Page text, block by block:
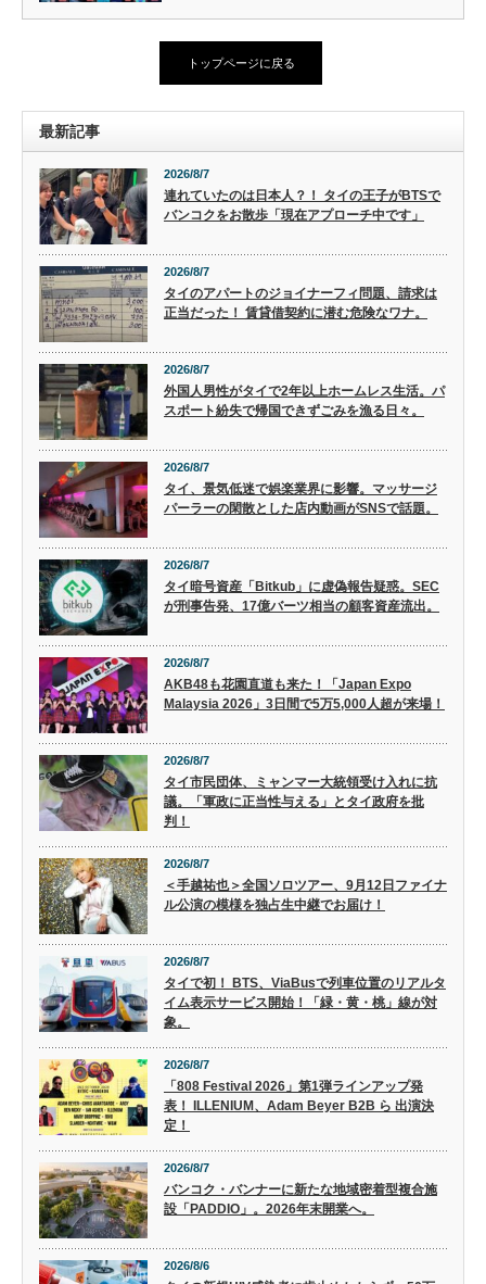
トップページに戻る
最新記事
2026/8/7
連れていたのは日本人？！ タイの王子がBTSで
バンコクをお散歩「現在アプローチ中です」
2026/8/7
タイのアパートのジョイナーフィ問題、請求は
正当だった！ 賃貸借契約に潜む危険なワナ。
2026/8/7
外国人男性がタイで2年以上ホームレス生活。パ
スポート紛失で帰国できずごみを漁る日々。
2026/8/7
タイ、景気低迷で娯楽業界に影響。マッサージ
パーラーの閑散とした店内動画がSNSで話題。
2026/8/7
タイ暗号資産「Bitkub」に虚偽報告疑惑。SEC
が刑事告発、17億バーツ相当の顧客資産流出。
2026/8/7
AKB48も花園直道も来た！「Japan Expo
Malaysia 2026」3日間で5万5,000人超が来場！
2026/8/7
タイ市民団体、ミャンマー大統領受け入れに抗
議。「軍政に正当性与える」とタイ政府を批
判！
2026/8/7
＜手越祐也＞全国ソロツアー、9月12日ファイナ
ル公演の模様を独占生中継でお届け！
2026/8/7
タイで初！ BTS、ViaBusで列車位置のリアルタ
イム表示サービス開始！「緑・黄・桃」線が対
象。
2026/8/7
「808 Festival 2026」第1弾ラインアップ発
表！ ILLENIUM、Adam Beyer B2B ら 出演決
定！
2026/8/7
バンコク・バンナーに新たな地域密着型複合施
設「PADDIO」。2026年末開業へ。
2026/8/6